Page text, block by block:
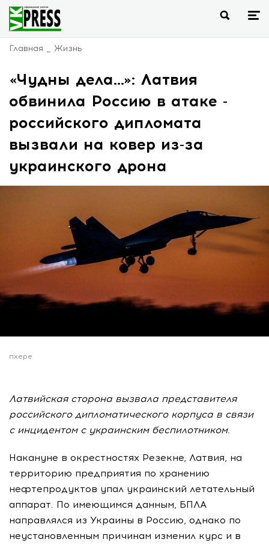
Главная Жизнь
«Чудны дела…»: Латвия
обвинила Россию в атаке -
российского дипломата
вызвали на ковер из-за
украинского дрона
пхере
Латвийская сторона вызвала представителя
российского дипломатического корпуса в связи
с инцидентом с украинским беспилотником.
Накануне в окрестностях Резекне, Латвия, на
территорию предприятия по хранению
нефтепродуктов упал украинский летательный
аппарат. По имеющимся данным, БПЛА
направлялся из Украины в Россию, однако по
неустановленным причинам изменил курс и в